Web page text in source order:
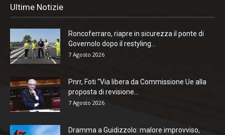
Ultime Notizie
Roncoferraro, riapre in sicurezza il ponte di
Governolo dopo il restyling...
7 Agosto 2026
Pnrr, Foti “Via libera da Commissione Ue alla
proposta di revisione...
7 Agosto 2026
Dramma a Guidizzolo: malore improvviso,